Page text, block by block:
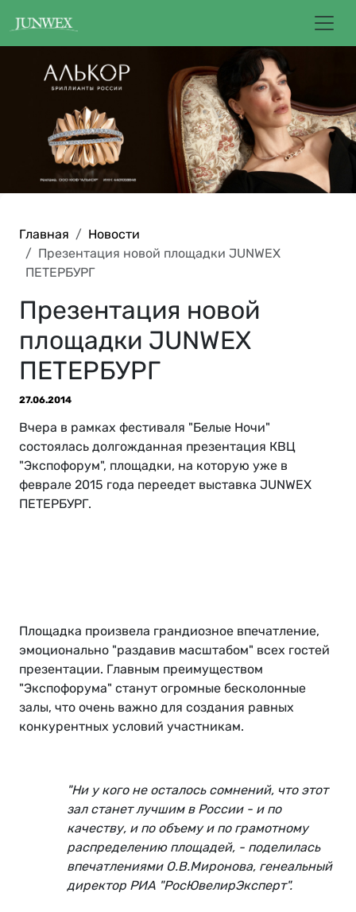
Главная
Новости
Презентация новой площадки JUNWEX
ПЕТЕРБУРГ
Презентация новой
площадки JUNWEX
ПЕТЕРБУРГ
27.06.2014
Вчера в рамках фестиваля "Белые Ночи"
состоялась долгожданная презентация КВЦ
"Экспофорум", площадки, на которую уже в
феврале 2015 года переедет выставка JUNWEX
ПЕТЕРБУРГ.
Площадка произвела грандиозное впечатление,
эмоционально "раздавив масштабом" всех гостей
презентации. Главным преимуществом
"Экспофорума" станут огромные бесколонные
залы, что очень важно для создания равных
конкурентных условий участникам.
"Ни у кого не осталось сомнений, что этот
зал станет лучшим в России - и по
качеству, и по объему и по грамотному
распределению площадей, - поделилась
впечатлениями О.В.Миронова, генеальный
директор РИА "РосЮвелирЭксперт".